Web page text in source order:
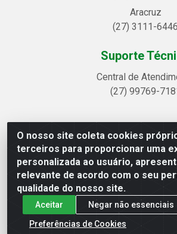
O nosso site coleta cookies
terceiros para proporcionar uma
personalizada ao usuário,
relevante de acordo com o seu
qualidade do nosso site.
Aceitar
Negar não essenciais
Preferências de Cookies
Aracruz
(27) 3111-6446
Suporte
Central de
(27) 99769-
Linhavix Distribuidora LTDA - Avenida
Quadra314 Lote 05 e 07 - Shell, Linhares/
- CNPJ 20.857.514/0001-